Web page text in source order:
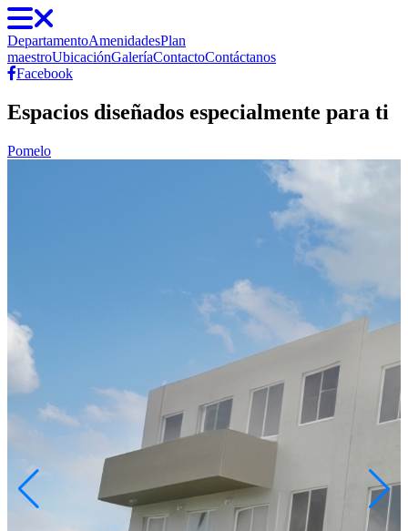
DepartamentoAmenidadesPlan
maestroUbicaciónGaleríaContactoContáctanos
Facebook
Espacios diseñados especialmente para ti
Pomelo